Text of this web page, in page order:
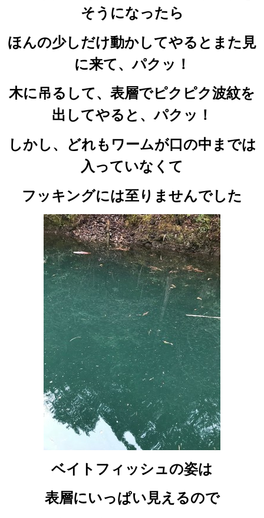
そうになったら
ほんの少しだけ動かしてやるとまた見
に来て、パクッ！
木に吊るして、表層でピクピク波紋を
出してやると、パクッ！
しかし、どれもワームが口の中までは
入っていなくて
フッキングには至りませんでした
ベイトフィッシュの姿は
表層にいっぱい見えるので